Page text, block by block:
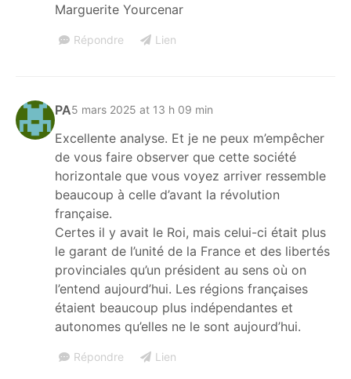
Marguerite Yourcenar
Répondre Lien
PA5 mars 2025 at 13 h 09 min
Excellente analyse. Et je ne peux m’empêcher
de vous faire observer que cette société
horizontale que vous voyez arriver ressemble
beaucoup à celle d’avant la révolution
française.
Certes il y avait le Roi, mais celui-ci était plus
le garant de l’unité de la France et des libertés
provinciales qu’un président au sens où on
l’entend aujourd’hui. Les régions françaises
étaient beaucoup plus indépendantes et
autonomes qu’elles ne le sont aujourd’hui.
Répondre Lien